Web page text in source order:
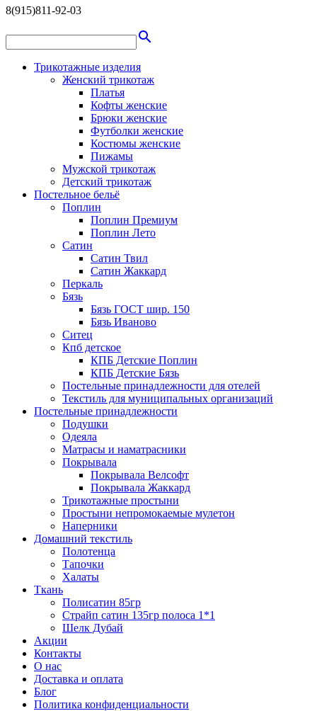
8(915)811-92-03
search
Трикотажные изделия
Женский трикотаж
Платья
Кофты женские
Брюки женские
Футболки женские
Костюмы женские
Пижамы
Мужской трикотаж
Детский трикотаж
Постельное бельё
Поплин
Поплин Премиум
Поплин Лето
Сатин
Сатин Твил
Сатин Жаккард
Перкаль
Бязь
Бязь ГОСТ шир. 150
Бязь Иваново
Ситец
Кпб детское
КПБ Детские Поплин
КПБ Детские Бязь
Постельные принадлежности для отелей
Текстиль для муниципальных организаций
Постельные принадлежности
Подушки
Одеяла
Матрасы и наматрасники
Покрывала
Покрывала Велсофт
Покрывала Жаккард
Трикотажные простыни
Простыни непромокаемые мулетон
Наперники
Домашний текстиль
Полотенца
Тапочки
Халаты
Ткань
Полисатин 85гр
Страйп сатин 135гр полоса 1*1
Шелк Дубай
Акции
Контакты
О нас
Доставка и оплата
Блог
Политика конфиденциальности